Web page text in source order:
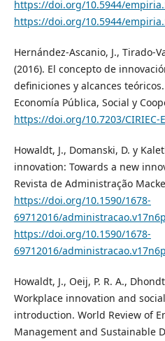
https://doi.org/10.5944/
https://doi.org/10.5944/
Hernández-Ascanio, J., Tirado-
(2016). El concepto de
definiciones y alcances
Economía Pública, Social y
https://doi.org/10.7203/CIRIEC-
Howaldt, J., Domanski, D. y
innovation: Towards a new
Revista de Administração
https://doi.org/10.1590/1678-
69712016/
https://doi.org/10.1590/1678-
69712016/
Howaldt, J., Oeij, P. R. A.,
Workplace innovation and
introduction. World Review of
Management and Sustainable